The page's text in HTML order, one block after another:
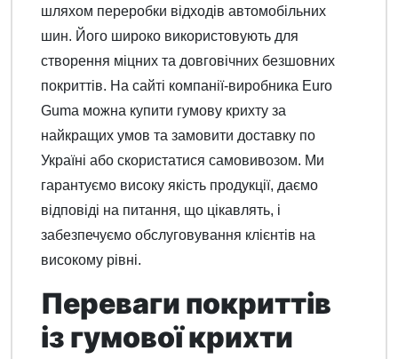
шляхом переробки відходів автомобільних
шин. Його широко використовують для
створення міцних та довговічних безшовних
покриттів. На сайті компанії-виробника Euro
Guma можна купити гумову крихту за
найкращих умов та замовити доставку по
Україні або скористатися самовивозом. Ми
гарантуємо високу якість продукції, даємо
відповіді на питання, що цікавлять, і
забезпечуємо обслуговування клієнтів на
високому рівні.
Переваги покриттів
із гумової крихти